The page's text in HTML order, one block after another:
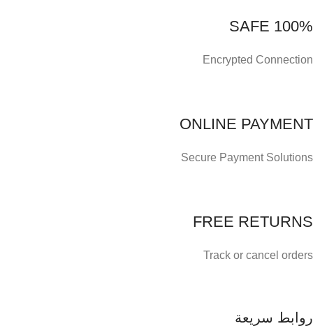
FREE RETURNS
Track or cancel orders
ONLINE PAYMENT
Secure Payment Solutions
100% SAFE
Encrypted Connection
روابط سريعة